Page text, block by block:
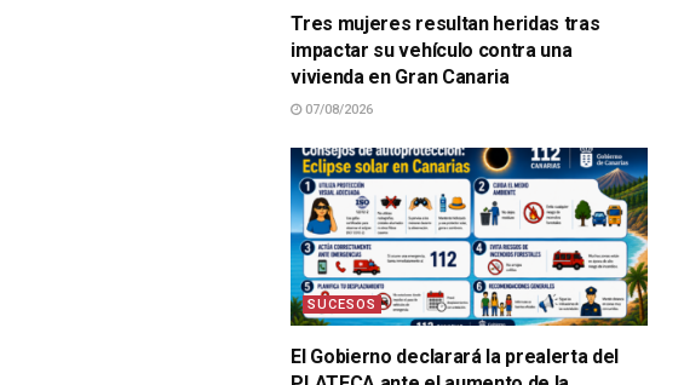
Tres mujeres resultan heridas tras
impactar su vehículo contra una
vivienda en Gran Canaria
07/08/2026
SUCESOS
El Gobierno declarará la prealerta del